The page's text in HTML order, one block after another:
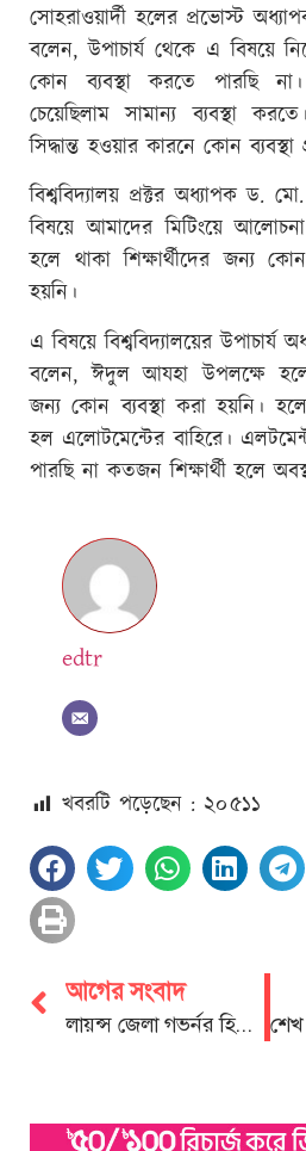
সোহরাওয়ার্দী হলের প্রভোস্ট
বলেন, উপাচার্য থেকে এ বিষয়ে
কোন ব্যবস্থা করতে পারছি
চেয়েছিলাম সামান্য ব্যবস্থা
সিদ্ধান্ত হওয়ার কারনে কোন
বিশ্ববিদ্যালয় প্রক্টর অধ্যাপক
বিষয়ে আমাদের মিটিংয়ে
হলে থাকা শিক্ষার্থীদের জন্য
হয়নি।
এ বিষয়ে বিশ্ববিদ্যালয়ের
বলেন, ঈদুল আযহা উপলক্ষে হলে
জন্য কোন ব্যবস্থা করা হয়নি।
হল এলোটমেন্টের বাহিরে।
পারছি না কতজন শিক্ষার্থী হলে
edtr
খবরটি পড়েছেন : ২০৫১১
আগের সংবাদ
লায়ন্স জেলা গভর্নর হিসেবে সংবর্ধনা পেলেন- প্রকৌশলী মো: সেলিম মিয়া